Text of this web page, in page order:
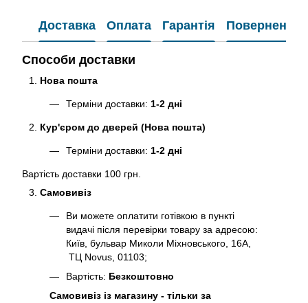
Доставка Оплата Гарантія Повернення
Способи доставки
Нова пошта
Терміни доставки: 1-2 дні
Кур'єром до дверей (Нова пошта)
Терміни доставки: 1-2 дні
Вартість доставки 100 грн.
Самовивіз
Ви можете оплатити готівкою в пункті
видачі після перевірки товару за адресою:
Київ, бульвар Миколи Міхновського, 16А,
ТЦ Novus, 01103;
Вартість: Безкоштовно
Самовивіз із магазину - тільки за